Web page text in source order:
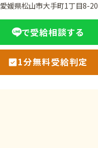
愛媛県松山市大手町1丁目8-20
で受給相談する
1分無料受給判定